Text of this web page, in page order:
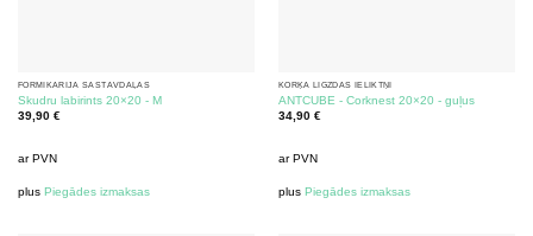
FORMIKĀRIJA SASTĀVDAĻAS
Skudru labirints 20×20 - M
39,90 €
ar PVN
plus Piegādes izmaksas
KORĶA LIGZDAS IELIKTŅI
ANTCUBE - Corknest 20×20 - guļus
34,90 €
ar PVN
plus Piegādes izmaksas